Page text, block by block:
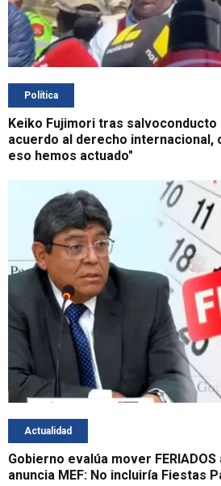
Política
Keiko Fujimori tras salvoconducto
acuerdo al derecho internacional,
eso hemos actuado"
Actualidad
Gobierno evalúa mover
anuncia MEF: No incluiría Fiestas